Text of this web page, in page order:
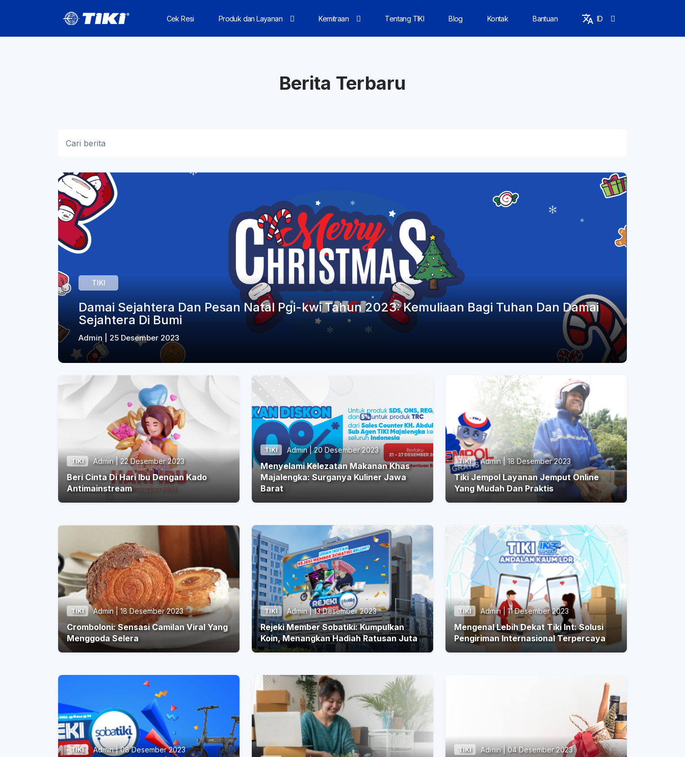
Cek Resi Produk dan Layanan Kemitraan Tentang TIKI Blog Kontak Bantuan ID
Berita Terbaru
TIKI
Damai Sejahtera Dan Pesan Natal Pgi-kwi Tahun 2023: Kemuliaan Bagi Tuhan Dan Damai
Sejahtera Di Bumi
Admin | 25 Desember 2023
TIKI Admin | 22 Desember 2023
Beri Cinta Di Hari Ibu Dengan Kado
Antimainstream
TIKI Admin | 20 Desember 2023
Menyelami Kelezatan Makanan Khas
Majalengka: Surganya Kuliner Jawa
Barat
TIKI Admin | 18 Desember 2023
Tiki Jempol Layanan Jemput Online
Yang Mudah Dan Praktis
TIKI Admin | 18 Desember 2023
Cromboloni: Sensasi Camilan Viral Yang
Menggoda Selera
TIKI Admin | 13 Desember 2023
Rejeki Member Sobatiki: Kumpulkan
Koin, Menangkan Hadiah Ratusan Juta
TIKI Admin | 11 Desember 2023
Mengenal Lebih Dekat Tiki Int: Solusi
Pengiriman Internasional Terpercaya
TIKI Admin | 08 Desember 2023 TIKI Admin | 04 Desember 2023